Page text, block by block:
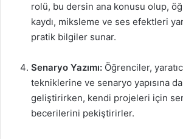
rolü, bu dersin ana konusu olup,
kaydı, miksleme ve ses efektleri
pratik bilgiler sunar.
Senaryo Yazımı: Öğrenciler,
tekniklerine ve senaryo yapısına
geliştirirken, kendi projeleri için
becerilerini pekiştirirler.